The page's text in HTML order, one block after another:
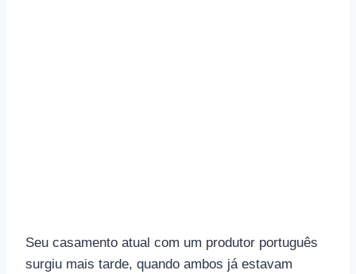
Seu casamento atual com um produtor português
surgiu mais tarde, quando ambos já estavam